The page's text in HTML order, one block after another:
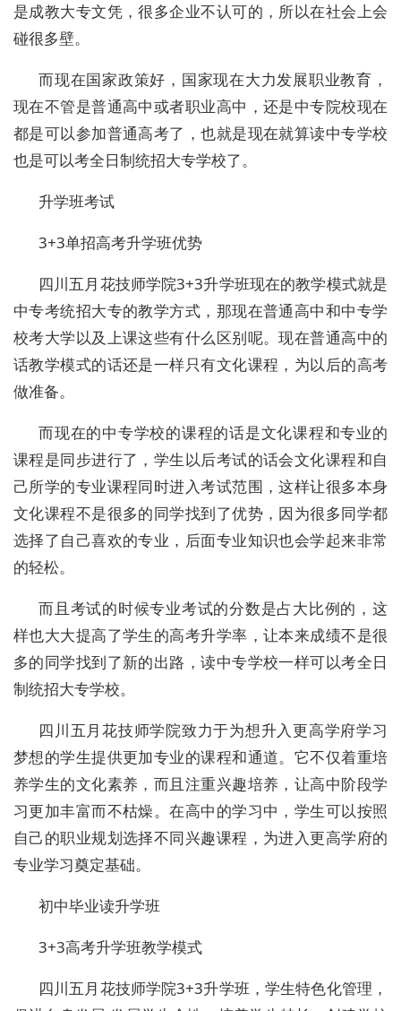
是成教大专文凭，很多企业不认可的，所以在社会上会
碰很多壁。
而现在国家政策好，国家现在大力发展职业教育，
现在不管是普通高中或者职业高中，还是中专院校现在
都是可以参加普通高考了，也就是现在就算读中专学校
也是可以考全日制统招大专学校了。
升学班考试
3+3单招高考升学班优势
四川五月花技师学院3+3升学班现在的教学模式就是
中专考统招大专的教学方式，那现在普通高中和中专学
校考大学以及上课这些有什么区别呢。现在普通高中的
话教学模式的话还是一样只有文化课程，为以后的高考
做准备。
而现在的中专学校的课程的话是文化课程和专业的
课程是同步进行了，学生以后考试的话会文化课程和自
己所学的专业课程同时进入考试范围，这样让很多本身
文化课程不是很多的同学找到了优势，因为很多同学都
选择了自己喜欢的专业，后面专业知识也会学起来非常
的轻松。
而且考试的时候专业考试的分数是占大比例的，这
样也大大提高了学生的高考升学率，让本来成绩不是很
多的同学找到了新的出路，读中专学校一样可以考全日
制统招大专学校。
四川五月花技师学院致力于为想升入更高学府学习
梦想的学生提供更加专业的课程和通道。它不仅着重培
养学生的文化素养，而且注重兴趣培养，让高中阶段学
习更加丰富而不枯燥。在高中的学习中，学生可以按照
自己的职业规划选择不同兴趣课程，为进入更高学府的
专业学习奠定基础。
初中毕业读升学班
3+3高考升学班教学模式
四川五月花技师学院3+3升学班，学生特色化管理，